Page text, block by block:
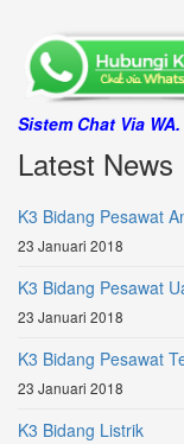
Sistem Chat Via WA.
Latest News
K3 Bidang Pesawat
23 Januari 2018
K3 Bidang Pesawat
23 Januari 2018
K3 Bidang Pesawat
23 Januari 2018
K3 Bidang Listrik